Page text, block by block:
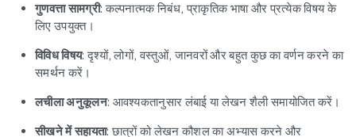
गुणवत्ता सामग्री: कल्पनात्मक निबंध, प्राकृतिक भाषा और प्रत्येक विषय के
लिए उपयुक्त।
विविध विषय: दृश्यों, लोगों, वस्तुओं, जानवरों और बहुत कुछ का वर्णन करने का
समर्थन करें।
लचीला अनुकूलन: आवश्यकतानुसार लंबाई या लेखन शैली समायोजित करें।
सीखने में सहायता: छात्रों को लेखन कौशल का अभ्यास करने और